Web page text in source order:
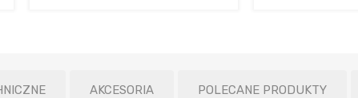
AKCESORIA POLECANE PRODUKTY